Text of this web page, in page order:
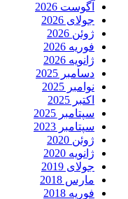
آگوست 2026
جولای 2026
ژوئن 2026
فوریه 2026
ژانویه 2026
دسامبر 2025
نوامبر 2025
اکتبر 2025
سپتامبر 2025
سپتامبر 2023
ژوئن 2020
ژانویه 2020
جولای 2019
مارس 2018
فوریه 2018